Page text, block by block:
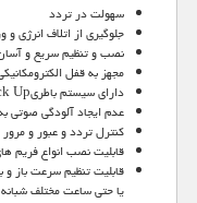
سهولت در تردد
جلوگیری از اتلاف انرژی
نصب و تنظیم سریع و
مجهز به قفل
دارای سیستم باطریUp
عدم ایجاد آلودگی صوتی
کنترل تردد و عبور و مرور
قابلیت نصب انواع فریم
قابلیت تنظیم سرعت باز
یا حتی ساعت مختلف